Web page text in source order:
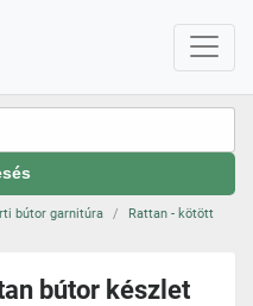
bútor garnitúra
Rattan - kötött
bútor készlet